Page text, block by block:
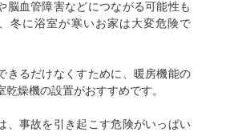
脳血管障害などにつながる可能性も
冬に浴室が寒いお家は大変危険で
きるだけなくすために、暖房機能の
乾燥機の設置がおすすめです。
、事故を引き起こす危険がいっぱい